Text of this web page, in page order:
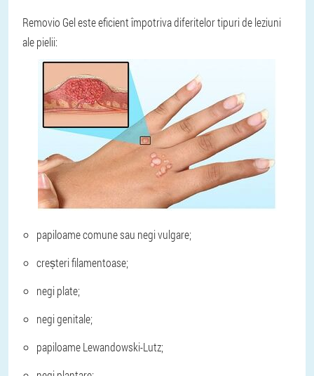
Removio Gel este eficient împotriva diferitelor tipuri de leziuni
ale pielii:
papiloame comune sau negi vulgare;
creșteri filamentoase;
negi plate;
negi genitale;
papiloame Lewandowski-Lutz;